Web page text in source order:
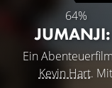
64%
JUMANJI:
Ein
Kevin Hart.